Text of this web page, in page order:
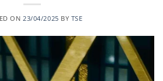
ON 23/04/2025 BY TSE